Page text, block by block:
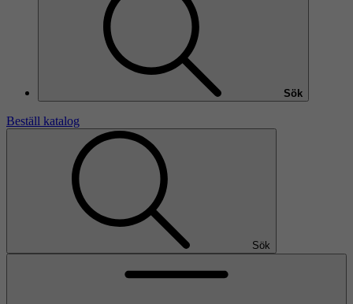
Sök
Beställ katalog
Sök